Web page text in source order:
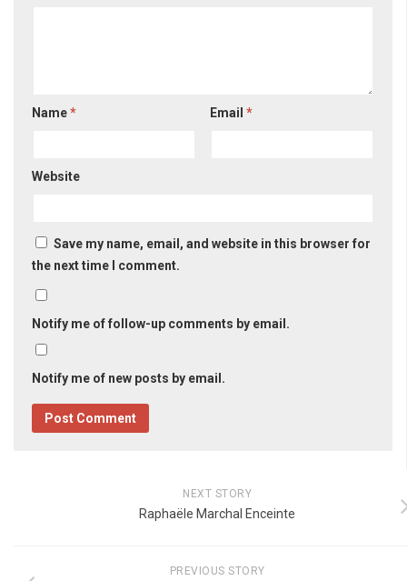
Name* Email*
Website
Save my name, email, and website in this browser for
the next time I comment.
Notify me of follow-up comments by email.
Notify me of new posts by email.
NEXT STORY
Raphaële Marchal Enceinte
PREVIOUS STORY